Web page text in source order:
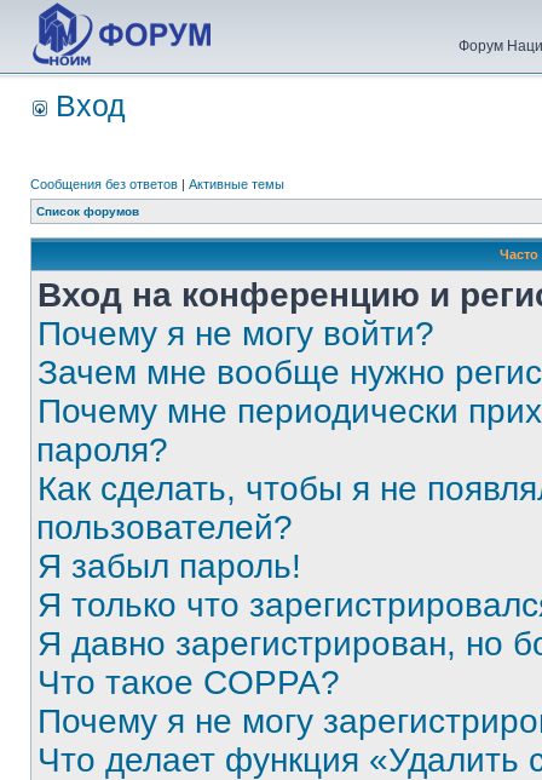
Форум
Вход
Сообщения без ответов | Активные темы
Список форумов
Вход на конференцию и
Почему я не могу войти?
Зачем мне вообще нужно
Почему мне периодически
пароля?
Как сделать, чтобы я не
пользователей?
Я забыл пароль!
Я только что
Я давно зарегистрирован, но
Что такое COPPA?
Почему я не могу
Что делает функция «Удалить